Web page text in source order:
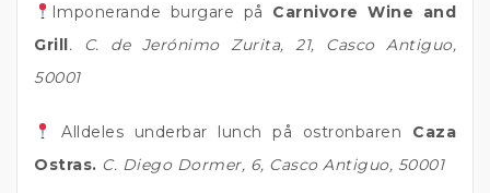
Imponerande burgare på Carnivore Wine and
Grill. C. de Jerónimo Zurita, 21, Casco Antiguo,
50001
Alldeles underbar lunch på ostronbaren Caza
Ostras. C. Diego Dormer, 6, Casco Antiguo, 50001